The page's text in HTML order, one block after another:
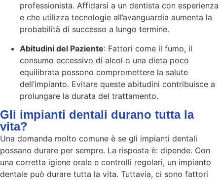
professionista. Affidarsi a un dentista con esperienza
e che utilizza tecnologie all’avanguardia aumenta la
probabilità di successo a lungo termine.
Abitudini del Paziente: Fattori come il fumo, il
consumo eccessivo di alcol o una dieta poco
equilibrata possono compromettere la salute
dell’impianto. Evitare queste abitudini contribuisce a
prolungare la durata del trattamento.
Gli impianti dentali durano tutta la
vita?
Una domanda molto comune è se gli impianti dentali
possano durare per sempre. La risposta è: dipende. Con
una corretta igiene orale e controlli regolari, un impianto
dentale può durare tutta la vita. Tuttavia, ci sono fattori